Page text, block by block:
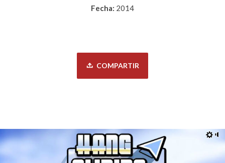
Fecha: 2014
COMPARTIR